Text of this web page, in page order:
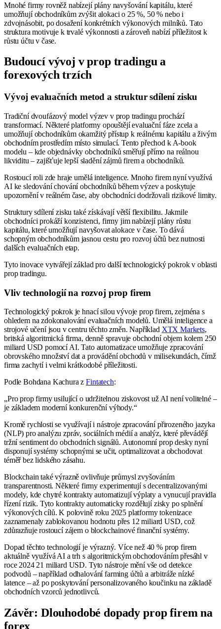
Mnohé firmy rovněž nabízejí plány navyšování kapitálu, které
umožňují obchodníkům zvýšit alokaci o 25 %, 50 % nebo i
zdvojnásobit, po dosažení konkrétních výkonových milníků. Tato
struktura motivuje k trvalé výkonnosti a zároveň nabízí příležitost k
růstu účtu v čase.
Budoucí vývoj v prop tradingu a
forexových trzích
Vývoj evaluačních metod a struktur sdílení zisku
Tradiční dvoufázový model výzev v prop tradingu prochází
transformací. Některé platformy opouštějí evaluační fáze zcela a
umožňují obchodníkům okamžitý přístup k reálnému kapitálu a živým
obchodním prostředím místo simulací. Tento přechod k A-book
modelu – kde objednávky obchodníků směřují přímo na reálnou
likviditu – zajišťuje lepší sladění zájmů firem a obchodníků.
Rostoucí roli zde hraje umělá inteligence. Mnoho firem nyní využívá
AI ke sledování chování obchodníků během výzev a poskytuje
upozornění v reálném čase, aby obchodníci dodržovali rizikové limity.
Struktury sdílení zisku také získávají větší flexibilitu. Jakmile
obchodníci prokáží konzistenci, firmy jim nabízejí plány růstu
kapitálu, které umožňují navyšovat alokace v čase. To dává
schopným obchodníkům jasnou cestu pro rozvoj účtů bez nutnosti
dalších evaluačních etap.
Tyto inovace vytvářejí základ pro další technologický pokrok v oblasti
prop tradingu.
Vliv technologií na rozvoj prop firem
Technologický pokrok je hnací silou vývoje prop firem, zejména s
ohledem na zdokonalování evaluačních modelů. Umělá inteligence a
strojové učení jsou v centru těchto změn. Například XTX Markets,
britská algoritmická firma, denně spravuje obchodní objem kolem 250
miliard USD pomocí AI. Tato automatizace umožňuje zpracování
obrovského množství dat a provádění obchodů v milisekundách, čímž
firma zachytí i velmi krátkodobé příležitosti.
Podle Bohdana Kachura zFintatech:
„Pro prop firmy usilující o udržitelnou ziskovost už AI není volitelné –
je základem moderní konkurenční výhody.“
Kromě rychlosti se využívají i nástroje zpracování přirozeného jazyka
(NLP) pro analýzu zpráv, sociálních médií a analýz, které převádějí
tržní sentiment do obchodních signálů. Autonomní prop desky nyní
disponují systémy schopnými se učit, optimalizovat a obchodovat
téměř bez lidského zásahu.
Blockchain také výrazně ovlivňuje průmysl zvyšováním
transparentnosti. Některé firmy experimentují s decentralizovanými
modely, kde chytré kontrakty automatizují výplaty a vynucují pravidla
řízení rizik. Tyto kontrakty automaticky rozdělují zisky po splnění
výkonových cílů. K polovině roku 2025 platformy tokenizace
zaznamenaly zablokovanou hodnotu přes 12 miliard USD, což
zdůrazňuje rostoucí zájem o blockchainové finanční systémy.
Dopad těchto technologií je výrazný. Více než 40 % prop firem
aktuálně využívá AI a trh s algoritmickým obchodováním přesáhl v
roce 2024 21 miliard USD. Tyto nástroje mění vše od detekce
podvodů – například odhalování farming účtů a arbitráže nízké
latence – až po poskytování personalizovaného koučinku na základě
obchodních vzorců jednotlivců.
Závěr: Dlouhodobé dopady prop firem na
forex